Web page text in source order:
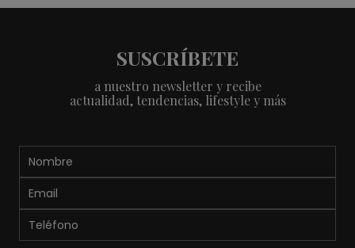
SUSCRÍBETE
a nuestro newsletter y recibe
actualidad, tendencias, lifestyle y más